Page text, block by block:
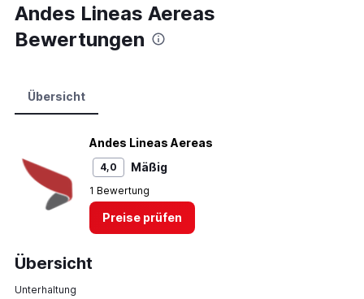
Andes Lineas Aereas
Bewertungen
Übersicht
Andes Lineas Aereas
4,0 Mäßig
1 Bewertung
Preise prüfen
Übersicht
Unterhaltung